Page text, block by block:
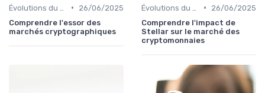
•
26/06/2025
Comprendre l'essor des
marchés cryptographiques
•
26/06/2025
Comprendre l'impact de
Stellar sur le marché des
cryptomonnaies